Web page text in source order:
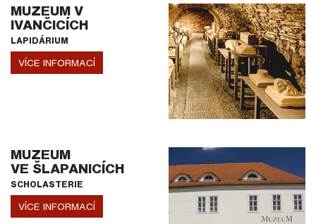
MUZEUM V
IVANČICÍCH
LAPIDÁRIUM
VÍCE INFORMACÍ
MUZEUM
VE ŠLAPANICÍCH
SCHOLASTERIE
VÍCE INFORMACÍ